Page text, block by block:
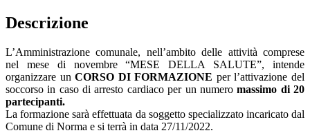
Descrizione
L’Amministrazione comunale, nell’ambito delle attività comprese
nel mese di novembre “MESE DELLA SALUTE”, intende
organizzare unCORSO DI FORMAZIONE per l’attivazione del
soccorso in caso di arresto cardiaco per un numeromassimo di 20
partecipanti.
La formazione sarà effettuata da soggetto specializzato incaricato dal
Comune di Norma e si terrà in data 27/11/2022.